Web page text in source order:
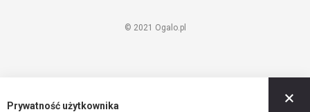
© 2021 Ogalo.pl
Prywatność użytkownika